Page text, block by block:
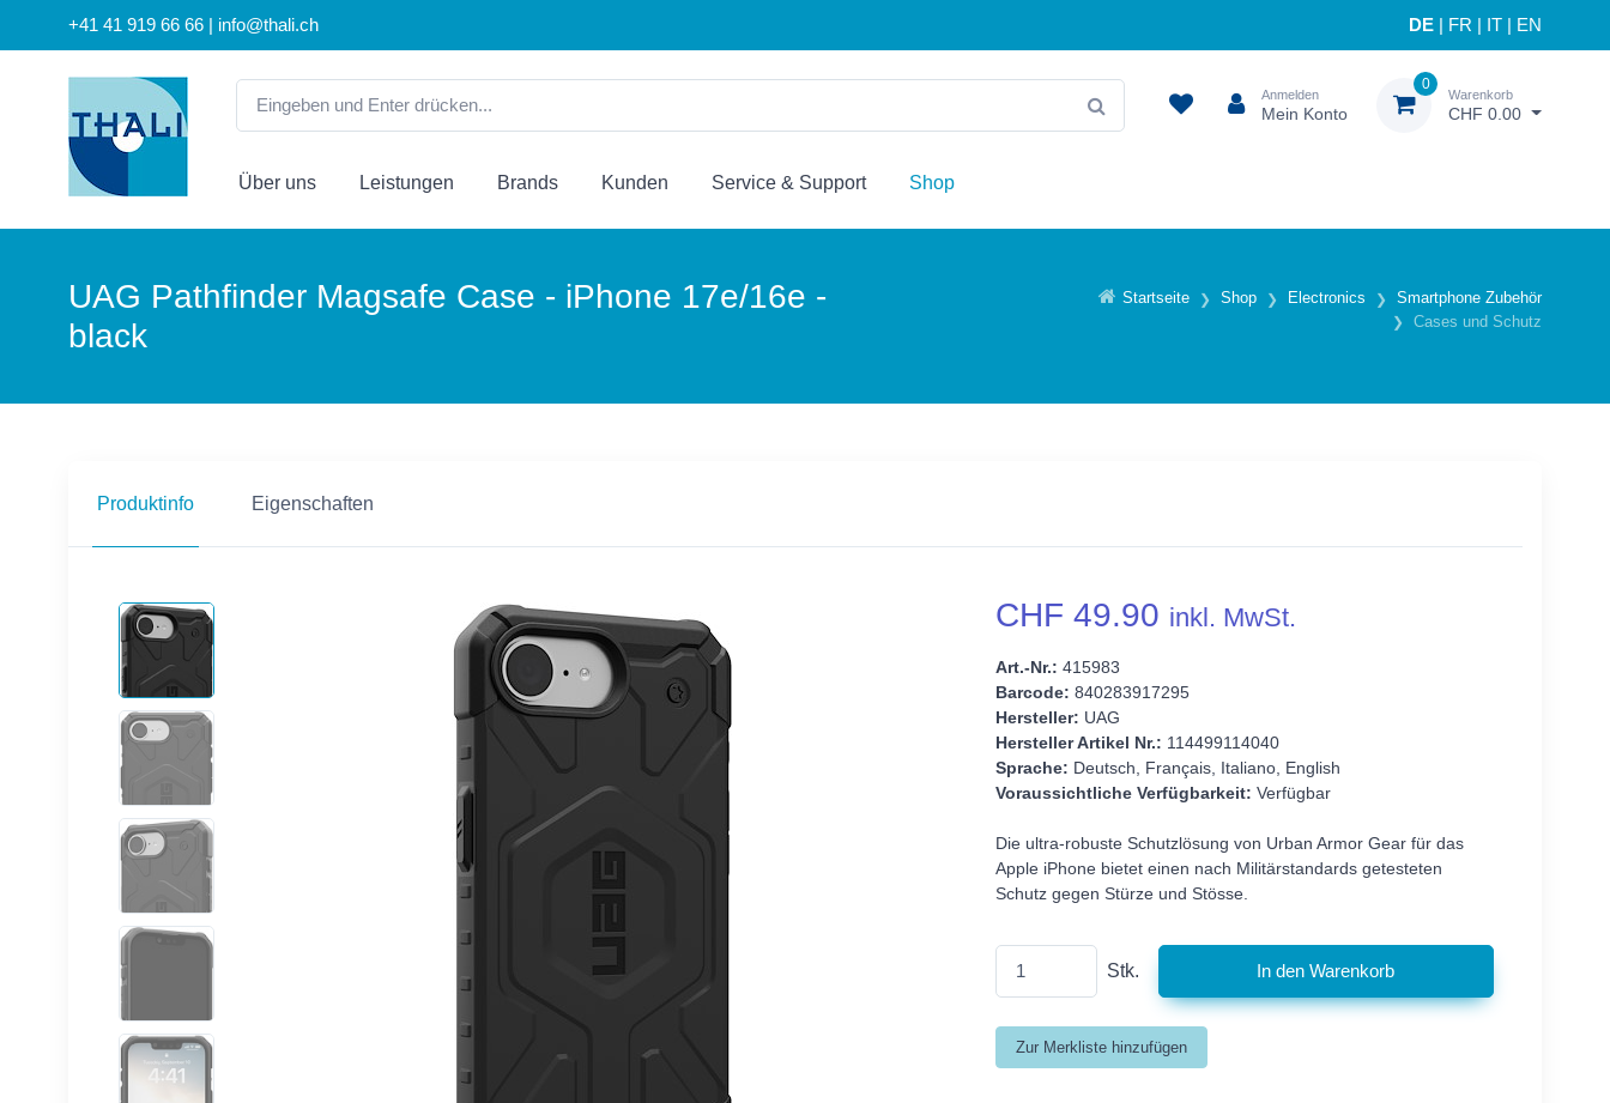
+41 41 919 66 66 | info@thali.ch DE FR IT EN
Anmelden
Mein Konto
0
Warenkorb
CHF 0.00
Über uns Leistungen Brands Kunden Service & Support Shop
Startseite Shop Electronics
Smartphone Zubehör
Cases und Schutz
UAG Pathfinder Magsafe Case - iPhone 17e/16e -
black
Produktinfo Eigenschaften
CHF 49.90 inkl. MwSt.
Art.-Nr.: 415983
Barcode: 840283917295
Hersteller: UAG
Hersteller Artikel Nr.: 114499114040
Sprache: Deutsch, Français, Italiano, English
Voraussichtliche Verfügbarkeit: Verfügbar
Die ultra-robuste Schutzlösung von Urban Armor Gear für das
Apple iPhone bietet einen nach Militärstandards getesteten
Schutz gegen Stürze und Stösse.
Stk.